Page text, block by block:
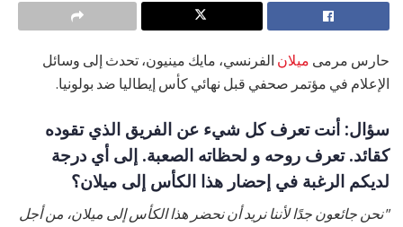
حارس مرمى ميلان الفرنسي، مايك مينيون، تحدث إلى وسائل
الإعلام في مؤتمر صحفي قبل نهائي كأس إيطاليا ضد بولونيا.
سؤال: أنت تعرف كل شيء عن الفريق الذي تقوده
كقائد. تعرف روحه و لحظاته الصعبة. إلى أي درجة
لديكم الرغبة في إحضار هذا الكأس إلى ميلان؟
"نحن جائعون جدًا لأننا نريد أن نحضر هذا الكأس إلى ميلان، من أجل